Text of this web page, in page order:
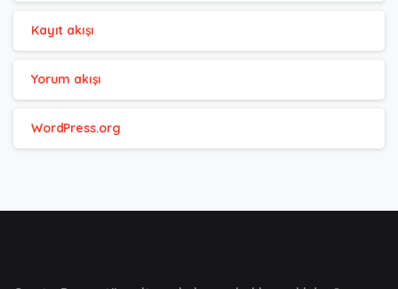
Kayıt akışı
Yorum akışı
WordPress.org